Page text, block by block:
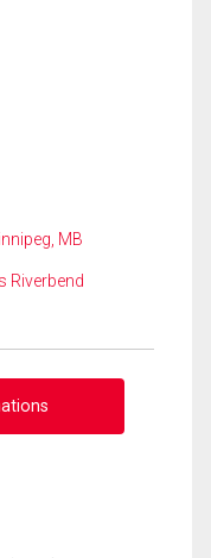
MB
Riverbend